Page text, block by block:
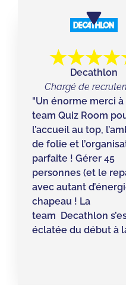
Decathlon
Chargé de
"Un énorme merci à
team Quiz Room
l’accueil au top,
de folie et
parfaite ! Gérer 45
personnes (et le
avec autant
chapeau ! La
team Decathlon
éclatée du début à